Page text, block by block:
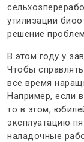
утилизации
решение
В этом году у
Чтобы
все время
Например, если
то в этом,
эксплуатацию
наладочные